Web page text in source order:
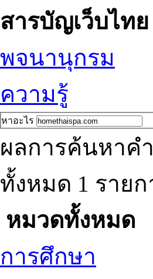
สารบัญเว็บไทย
พจนานุกรม
ความรู้
หาอะไร
ผลการค้นหาค
ทั้งหมด 1 รายก
หมวดทั้งหมด
การศึกษา